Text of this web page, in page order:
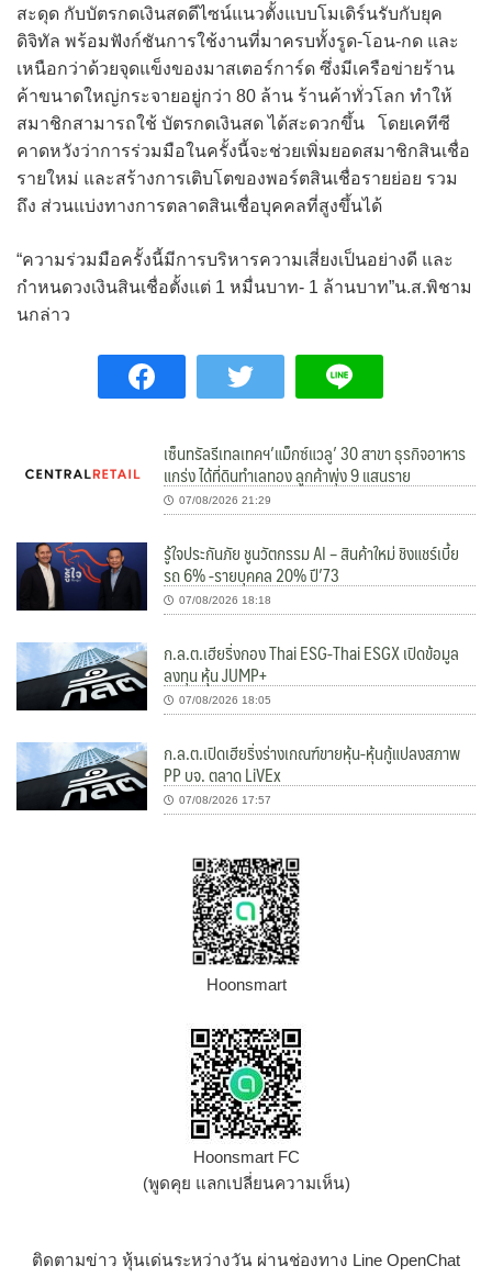
สะดุด กับบัตรกดเงินสดดีไซน์แนวตั้งแบบโมเดิร์นรับกับยุค
ดิจิทัล พร้อมฟังก์ชันการใช้งานที่มาครบทั้งรูด-โอน-กด และ
เหนือกว่าด้วยจุดแข็งของมาสเตอร์การ์ด ซึ่งมีเครือข่ายร้าน
ค้าขนาดใหญ่กระจายอยู่กว่า 80 ล้าน ร้านค้าทั่วโลก ทำให้
สมาชิกสามารถใช้ บัตรกดเงินสด ได้สะดวกขึ้น โดยเคทีซี
คาดหวังว่าการร่วมมือในครั้งนี้จะช่วยเพิ่มยอดสมาชิกสินเชื่อ
รายใหม่ และสร้างการเติบโตของพอร์ตสินเชื่อรายย่อย รวม
ถึง ส่วนแบ่งทางการตลาดสินเชื่อบุคคลที่สูงขึ้นได้
“ความร่วมมือครั้งนี้มีการบริหารความเสี่ยงเป็นอย่างดี และ
กำหนดวงเงินสินเชื่อตั้งแต่ 1 หมื่นบาท- 1 ล้านบาท”น.ส.พิชาม
นกล่าว
เซ็นทรัลรีเทลเทคฯ’แม็กซ์แวลู’ 30 สาขา ธุรกิจอาหาร
แกร่ง ได้ที่ดินทำเลทอง ลูกค้าพุ่ง 9 แสนราย
07/08/2026 21:29
รู้ใจประกันภัย ชูนวัตกรรม AI – สินค้าใหม่ ชิงแชร์เบี้ย
รถ 6% -รายบุคคล 20% ปี’73
07/08/2026 18:18
ก.ล.ต.เฮียริ่งกอง Thai ESG-Thai ESGX เปิดข้อมูล
ลงทุน หุ้น JUMP+
07/08/2026 18:05
ก.ล.ต.เปิดเฮียริ่งร่างเกณฑ์ขายหุ้น-หุ้นกู้แปลงสภาพ
PP บจ. ตลาด LiVEx
07/08/2026 17:57
Hoonsmart
Hoonsmart FC
(พูดคุย แลกเปลี่ยนความเห็น)
ติดตามข่าว หุ้นเด่นระหว่างวัน ผ่านช่องทาง Line OpenChat